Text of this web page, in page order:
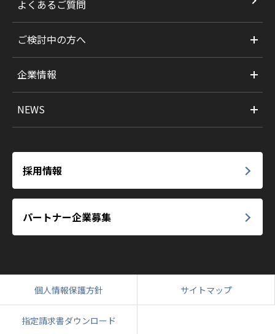
よくあるご質問
ご検討中の方へ
企業情報
NEWS
採用情報
パートナー企業募集
個人情報保護方針 サイトマップ
指定請求書ダウンロード